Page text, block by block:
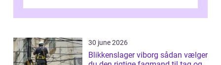
30 june 2026
Blikkenslager viborg sådan vælger